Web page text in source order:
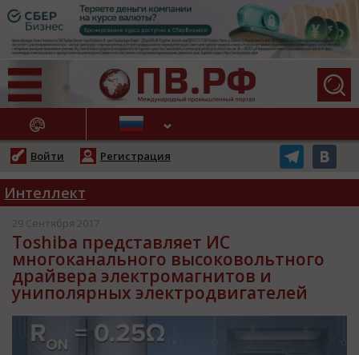
НОВОСТИ
Войти Регистрация
Интеллект
29 Сентября 2017
Toshiba представляет ИС
многоканального высоковольтного
драйвера электромагнитов и
униполярных электродвигателей